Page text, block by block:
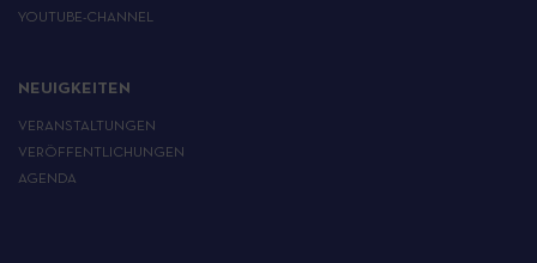
YOUTUBE-CHANNEL
NEUIGKEITEN
VERANSTALTUNGEN
VERÖFFENTLICHUNGEN
AGENDA